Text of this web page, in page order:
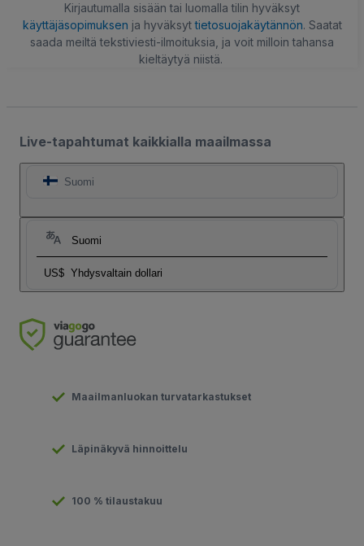
Kirjautumalla sisään tai luomalla tilin hyväksyt
käyttäjäsopimuksen ja hyväksyttietosuojakäytännön. Saatat
saada meiltä tekstiviesti-ilmoituksia, ja voit milloin tahansa
kieltäytyä niistä.
Live-tapahtumat kaikkialla maailmassa
Suomi
Suomi
US$ Yhdysvaltain dollari
Maailmanluokan turvatarkastukset
Läpinäkyvä hinnoittelu
100 % tilaustakuu